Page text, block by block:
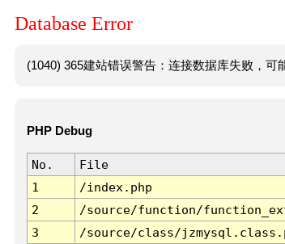
Database Error
(1040) 365建站错误警告：连接数据库失败，可
PHP Debug
No. File
1
/index.php
2
/source/function/
3
/source/class/